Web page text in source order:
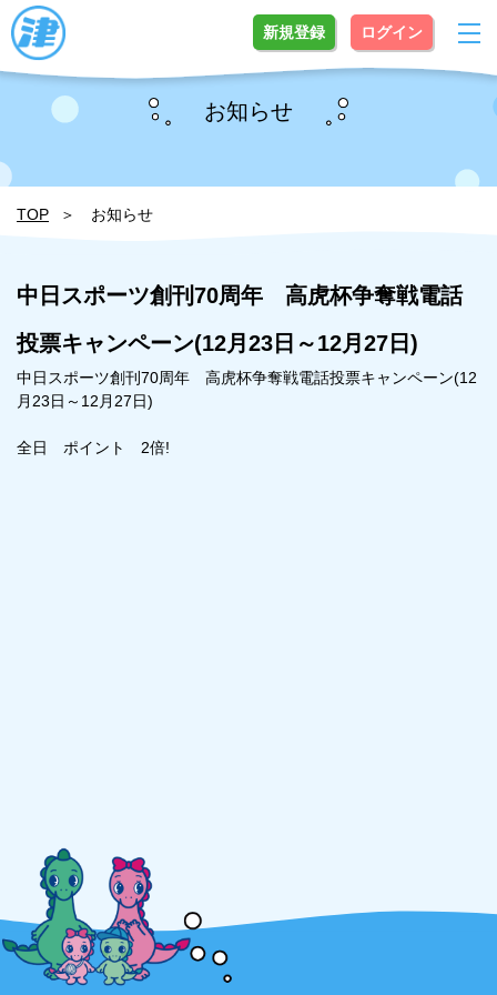
新規登録 ログイン
お知らせ
TOP お知らせ
中日スポーツ創刊70周年 高虎杯争奪戦電話
投票キャンペーン(12月23日～12月27日)
中日スポーツ創刊70周年 高虎杯争奪戦電話投票キャンペーン(12
月23日～12月27日)
全日 ポイント 2倍!